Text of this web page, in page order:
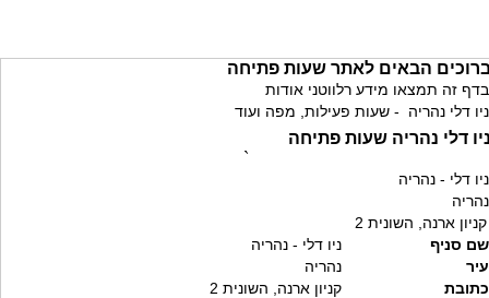
הבאים לאתר שעות פתיחה
בדף זה תמצאו מידע רלווטני אודות
ניו דלי נהריה - שעות פעילות, מפה ועוד
דלי נהריה שעות פתיחה
`
ניו דלי - נהריה
נהריה
קניון ארנה, השונית 2
שם סניף
ניו דלי - נהריה
עיר
נהריה
כתובת
קניון ארנה, השונית 2